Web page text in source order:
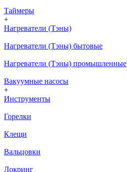
Таймеры
+
Нагреватели (Тэны)
Нагреватели (Тэны) бытовые
Нагреватели (Тэны) промышленные
Вакуумные насосы
+
Инструменты
Горелки
Клещи
Вальцовки
Локринг